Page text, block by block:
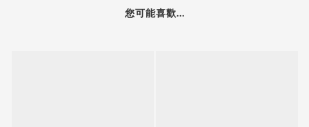
您可能喜歡...